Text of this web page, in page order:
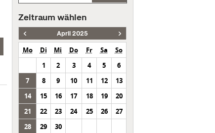
Zeitraum wählen
April 2025
Mo Di Mi Do Fr Sa
So
1
2 3 4 5
6
7
8 9 10 11 12
13
14
15 16 17 18 19
20
21
22 23 24 25 26
27
28
29 30